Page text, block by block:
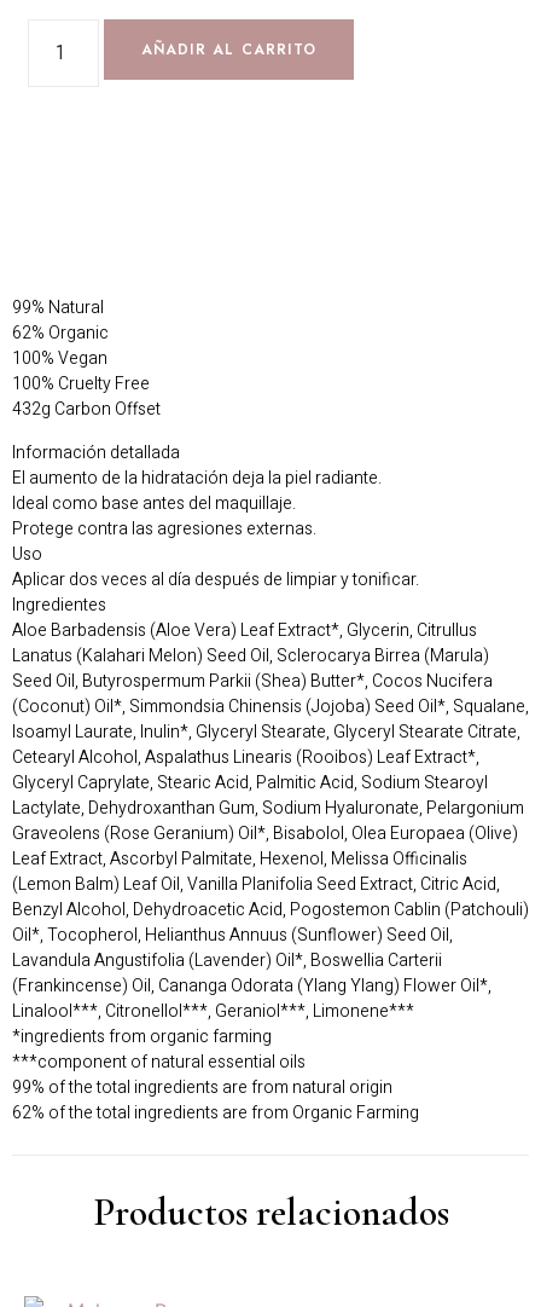
AÑADIR AL CARRITO
99% Natural
62% Organic
100% Vegan
100% Cruelty Free
432g Carbon Offset
Información detallada
El aumento de la hidratación deja la piel radiante.
Ideal como base antes del maquillaje.
Protege contra las agresiones externas.
Uso
Aplicar dos veces al día después de limpiar y tonificar.
Ingredientes
Aloe Barbadensis (Aloe Vera) Leaf Extract*, Glycerin, Citrullus
Lanatus (Kalahari Melon) Seed Oil, Sclerocarya Birrea (Marula)
Seed Oil, Butyrospermum Parkii (Shea) Butter*, Cocos Nucifera
(Coconut) Oil*, Simmondsia Chinensis (Jojoba) Seed Oil*, Squalane,
Isoamyl Laurate, Inulin*, Glyceryl Stearate, Glyceryl Stearate Citrate,
Cetearyl Alcohol, Aspalathus Linearis (Rooibos) Leaf Extract*,
Glyceryl Caprylate, Stearic Acid, Palmitic Acid, Sodium Stearoyl
Lactylate, Dehydroxanthan Gum, Sodium Hyaluronate, Pelargonium
Graveolens (Rose Geranium) Oil*, Bisabolol, Olea Europaea (Olive)
Leaf Extract, Ascorbyl Palmitate, Hexenol, Melissa Officinalis
(Lemon Balm) Leaf Oil, Vanilla Planifolia Seed Extract, Citric Acid,
Benzyl Alcohol, Dehydroacetic Acid, Pogostemon Cablin (Patchouli)
Oil*, Tocopherol, Helianthus Annuus (Sunflower) Seed Oil,
Lavandula Angustifolia (Lavender) Oil*, Boswellia Carterii
(Frankincense) Oil, Cananga Odorata (Ylang Ylang) Flower Oil*,
Linalool***, Citronellol***, Geraniol***, Limonene***
*ingredients from organic farming
***component of natural essential oils
99% of the total ingredients are from natural origin
62% of the total ingredients are from Organic Farming
Productos relacionados